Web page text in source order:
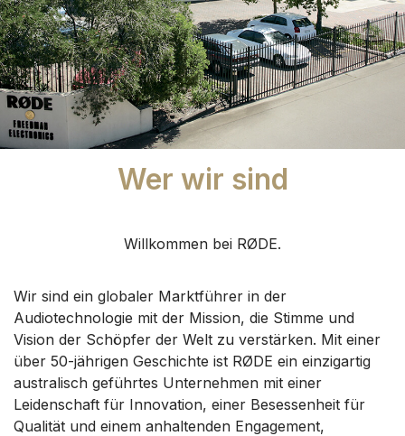
Wer wir sind
Willkommen bei RØDE.
Wir sind ein globaler Marktführer in der
Audiotechnologie mit der Mission, die Stimme und
Vision der Schöpfer der Welt zu verstärken. Mit einer
über 50-jährigen Geschichte ist RØDE ein einzigartig
australisch geführtes Unternehmen mit einer
Leidenschaft für Innovation, einer Besessenheit für
Qualität und einem anhaltenden Engagement,